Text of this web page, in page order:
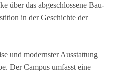
über das abge­schlos­sene Bau­
in der Geschichte der
und moderns­ter Aus­stat­tung
Der Cam­pus umfasst eine